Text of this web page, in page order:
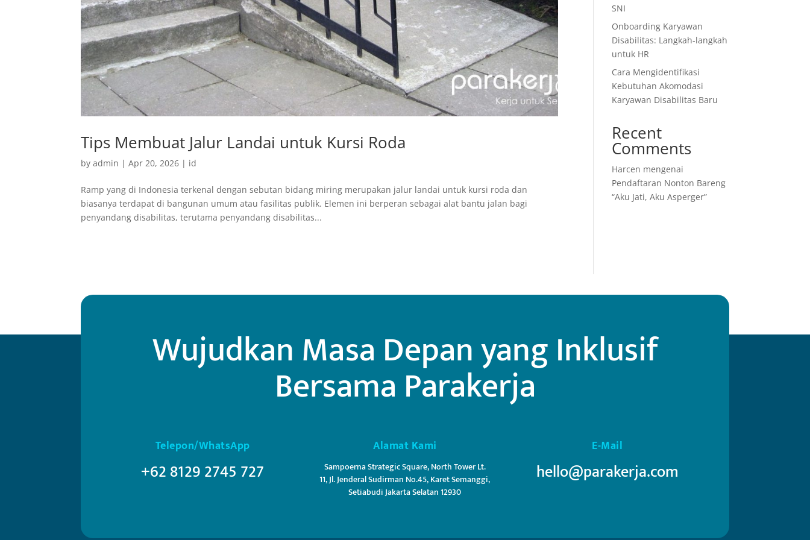
Tips Membuat Jalur Landai untuk Kursi Roda
byadmin |Apr 20, 2026 | id
Ramp yang di Indonesia terkenal dengan sebutan bidang miring merupakan jalur landai untuk kursi roda dan
biasanya terdapat di bangunan umum atau fasilitas publik. Elemen ini berperan sebagai alat bantu jalan bagi
penyandang disabilitas, terutama penyandang disabilitas...
SNI
Onboarding Karyawan
Disabilitas: Langkah-langkah
untuk HR
Cara Mengidentifikasi
Kebutuhan Akomodasi
Karyawan Disabilitas Baru
Recent
Comments
Harcen mengenai
Pendaftaran Nonton Bareng
“Aku Jati, Aku Asperger”
Wujudkan Masa Depan yang Inklusif
Bersama Parakerja
Telepon/WhatsApp
+62 8129 2745 727
Alamat Kami
Sampoerna Strategic Square, North Tower Lt.
11, Jl. Jenderal Sudirman No.45, Karet Semanggi,
Setiabudi Jakarta Selatan 12930
E-Mail
hello@parakerja.com